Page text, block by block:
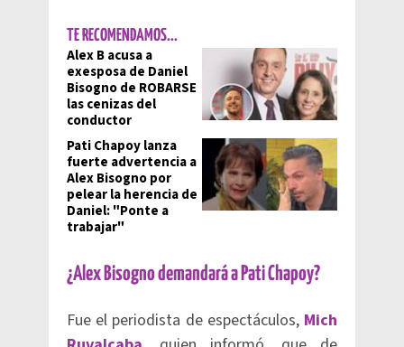
TE RECOMENDAMOS...
Alex B acusa a
exesposa de Daniel
Bisogno de ROBARSE
las cenizas del
conductor
Pati Chapoy lanza
fuerte advertencia a
Alex Bisogno por
pelear la herencia de
Daniel: "Ponte a
trabajar"
¿Alex Bisogno demandará a Pati Chapoy?
Fue el periodista de espectáculos, Mich